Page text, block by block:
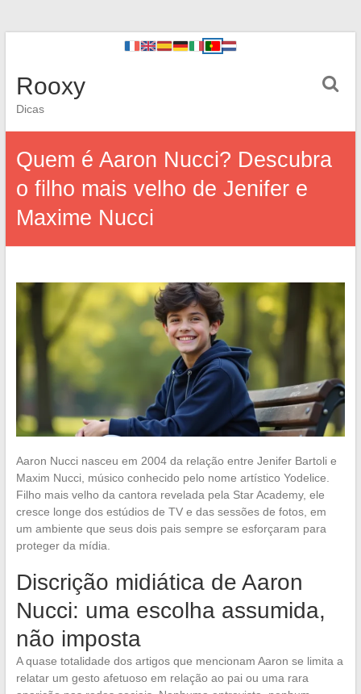
Rooxy
Dicas
Quem é Aaron Nucci? Descubra
o filho mais velho de Jenifer e
Maxime Nucci
Aaron Nucci nasceu em 2004 da relação entre Jenifer Bartoli e
Maxim Nucci, músico conhecido pelo nome artístico Yodelice.
Filho mais velho da cantora revelada pela Star Academy, ele
cresce longe dos estúdios de TV e das sessões de fotos, em
um ambiente que seus dois pais sempre se esforçaram para
proteger da mídia.
Discrição midiática de Aaron
Nucci: uma escolha assumida,
não imposta
A quase totalidade dos artigos que mencionam Aaron se limita a
relatar um gesto afetuoso em relação ao pai ou uma rara